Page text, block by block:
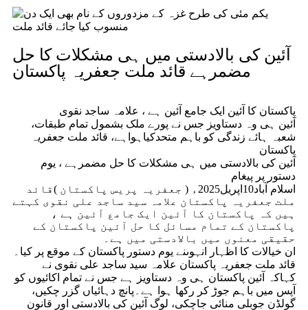
آئین کی بالادستی میں ہی مشکلات کا حل
مضمرہے قائد ملت جعفریہ پاکستان
پاکستان کا آئین ایک جامع آئین ہے ، علامہ ساجد نقوی
آئین ہی وہ دستاویز جس نے پورے ملک بشمول تمام طبقات،
شعبہ ہائے زندگی کو باہم متحدکیاہواہے، قائد ملت جعفریہ
پاکستان
آئین کی بالادستی میں ہی مشکلات کا حل مضمرہے ، یوم
دستور پر پیغام
اسلام آباد10اپریل2025ء ( جعفریہ پریس پاکستان )قائد
ملت جعفریہ پاکستان علامہ سید ساجد علی نقوی کہتے
ہیں کہ پاکستان کا آئین ایک جامع آئین ہے ،
پاکستان کے تمام مسائل کا حل آئین پاکستان کے
حقیقی معنوں میں بالادستی میں ہے۔
ان خیالات کا اظہار انہوںنے یوم دستور پاکستان کے موقع پر کیا۔
قائد ملت جعفریہ پاکستان علامہ سید ساجد علی نقوی نے
کہاکہ آئین پاکستان ہی وہ دستاویز ہے جس نے تمام اکائیوں کو
آپس میں باہم جوڑ کر رکھا ہوا ہے۔پانچ دہائیاں گزر چکیں،
گولڈن جوبلی منائی جاچکی، لوگ آئین کی بالادستی اور قانون